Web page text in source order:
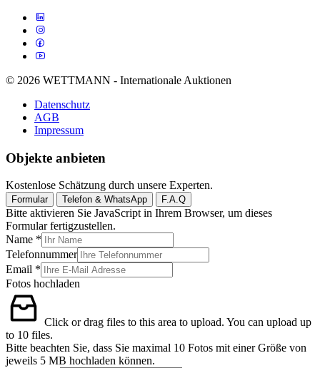
© 2026 WETTMANN - Internationale Auktionen
Datenschutz
AGB
Impressum
Objekte anbieten
Kostenlose Schätzung durch unsere Experten.
Formular Telefon & WhatsApp F.A.Q
Bitte aktivieren Sie JavaScript in Ihrem Browser, um dieses
Formular fertigzustellen.
Name *
Telefonnummer
Email *
Fotos hochladen
Click or drag files to this area to upload. You can upload up
to 10 files.
Bitte beachten Sie, dass Sie maximal 10 Fotos mit einer Größe von
jeweils 5 MB hochladen können.